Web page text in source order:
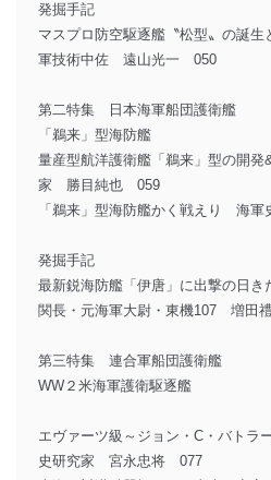
発掘手記
マスプロ防空駆逐艦〝松型〟の誕
軍技術中佐 遠山光一 050
第二特集 日本海軍船団護衛艦
「鵜来」型海防艦
量産型航洋護衛艦「鵜来」型の開
家 勝目純也 059
「鵜来」型海防艦かく戦えり
発掘手記
最新鋭海防艦「伊唐」に出撃の日
関長・元海軍大尉・東機107 増田
第三特集 連合軍船団護衛艦
WW２米海軍護衛駆逐艦
エヴァーツ級～ジョン・C・バト
史研究家 宮永忠将 077